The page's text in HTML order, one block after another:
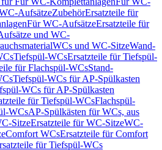
AufsätzeZubehörErsatzteile für
Für WC-AufsätzeErsatzteile für
und WC-
WCs und WC-SitzeWand-
Tiefspül-WCsErsatzteile für Tiefspül-
für Flachspül-WCsStand-
Tiefspül-WCs für AP-Spülkasten
WCs für AP-Spülkasten
für Tiefspül-WCsFlachspül-
WCsAP-Spülkästen für WCs, aus
SitzeErsatzteile für WC-SitzeWC-
Comfort WCsErsatzteile für Comfort
für Tiefspül-WCs